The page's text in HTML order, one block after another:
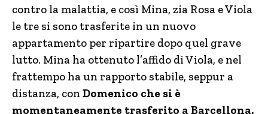
contro la malattia, e così Mina, zia Rosa e Viola
le tre si sono trasferite in un nuovo
appartamento per ripartire dopo quel grave
lutto. Mina ha ottenuto l’affido di Viola, e nel
frattempo ha un rapporto stabile, seppur a
distanza, con Domenico che si è
momentaneamente trasferito a Barcellona.